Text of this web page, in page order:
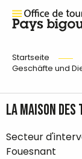
Startseite
Geschäfte und
La Maison des
Secteur
Fouesnant